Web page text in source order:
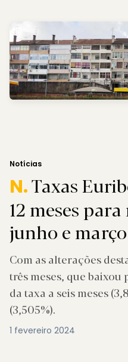
Notícias
N.Taxas
12 meses
junho e
Com as alterações
três meses, que baixou
da taxa a seis meses
(3,505%).
1 fevereiro 2024